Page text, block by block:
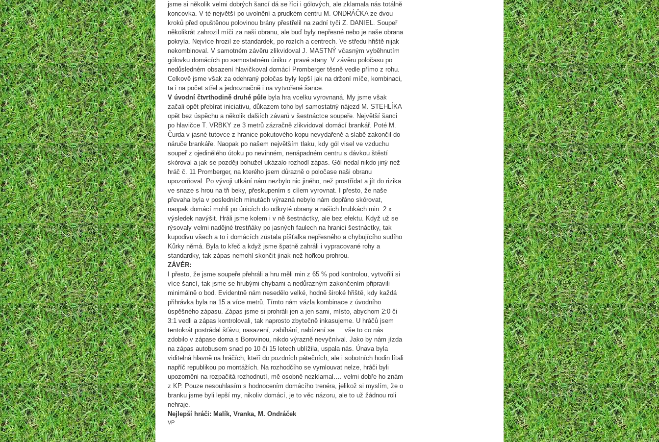
jsme si několik velmi dobrých šancí dá se říci i gólových, ale zklamala nás totálně
koncovka. V té největší po uvolnění a prudkém centru M. ONDRÁČKA ze dvou
kroků před opuštěnou polovinou brány přestřelil na zadní tyči Z. DANIEL. Soupeř
několikrát zahrozil míči za naši obranu, ale buď byly nepřesné nebo je naše obrana
pokryla. Nejvíce hrozil ze standardek, po rozích a centrech. Ve středu hřiště nijak
nekombinoval. V samotném závěru zlikvidoval J. MASTNÝ včasným vyběhnutím
gólovku domácích po samostatném úniku z pravé stany. V závěru poločasu po
nedůsledném obsazení hlavičkoval domácí Promberger těsně vedle přímo z rohu.
Celkově jsme však za odehraný poločas byly lepší jak na držení míče, kombinaci,
ta i na počet střel a jednoznačně i na vytvořené šance.
V úvodní čtvrthodině druhé půle byla hra vcelku vyrovnaná. My jsme však
začali opět přebírat iniciativu, důkazem toho byl samostatný nájezd M. STEHLÍKA
opět bez úspěchu a několik dalších závarů v šestnáctce soupeře. Největší šanci
po hlavičce T. VRBKY ze 3 metrů zázračně zlikvidoval domácí brankář. Poté M.
Čurda v jasné tutovce z hranice pokutového kopu nevydařeně a slabě zakončil do
náruče brankáře. Naopak po našem největším tlaku, kdy gól visel ve vzduchu
soupeř z ojedinělého útoku po nevinném, nenápadném centru s dávkou štěstí
skóroval a jak se později bohužel ukázalo rozhodl zápas. Gól nedal nikdo jiný než
hráč č. 11 Promberger, na kterého jsem důrazně o poločase naši obranu
upozorňoval. Po vývoji utkání nám nezbylo nic jiného, než prostřídat a jít do rizika
ve snaze s hrou na tři beky, přeskupením s cílem vyrovnat. I přesto, že naše
převaha byla v posledních minutách výrazná nebylo nám dopřáno skórovat,
naopak domácí mohli po únicích do odkryté obrany a našich hrubkách min. 2 x
výsledek navýšit. Hráli jsme kolem i v ně šestnáctky, ale bez efektu. Když už se
rýsovaly velmi nadějné trestňáky po jasných faulech na hranici šestnáctky, tak
kupodivu všech a to i domácích zůstala píšťalka nepřesného a chybujícího sudího
Kůrky němá. Byla to křeč a když jsme špatně zahráli i vypracované rohy a
standardky, tak zápas nemohl skončit jinak než hořkou prohrou.
ZÁVĚR:
I přesto, že jsme soupeře přehráli a hru měli min z 65 % pod kontrolou, vytvořili si
více šancí, tak jsme se hrubými chybami a nedůrazným zakončením připravili
minimálně o bod. Evidentně nám nesedělo velké, hodně široké hřiště, kdy každá
přihrávka byla na 15 a více metrů. Tímto nám vázla kombinace z úvodního
úspěšného zápasu. Zápas jsme si prohráli jen a jen sami, místo, abychom 2:0 či
3:1 vedli a zápas kontrolovali, tak naprosto zbytečně inkasujeme. U hráčů jsem
tentokrát postrádal šťávu, nasazení, zabíhání, nabízení se…. vše to co nás
zdobilo v zápase doma s Borovinou, nikdo výrazně nevyčníval. Jako by nám jízda
na zápas autobusem snad po 10 či 15 letech ublížila, uspala nás. Únava byla
viditelná hlavně na hráčích, kteří do pozdních pátečních, ale i sobotních hodin lítali
napříč republikou po montážích. Na rozhodčího se vymlouvat nelze, hráči byli
upozorněni na rozpačitá rozhodnutí, mě osobně nezklamal…. velmi dobře ho znám
z KP. Pouze nesouhlasím s hodnocením domácího trenéra, jelikož si myslím, že o
branku jsme byli lepší my, nikoliv domácí, je to věc názoru, ale to už žádnou roli
nehraje.
Nejlepší hráči: Malík, Vranka, M. Ondráček
VP